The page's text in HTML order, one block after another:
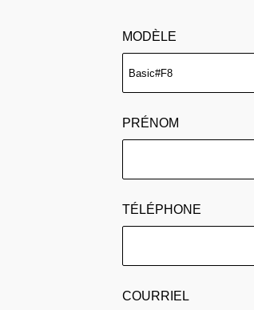
MODÈLE
PRÉNOM
TÉLÉPHONE
COURRIEL